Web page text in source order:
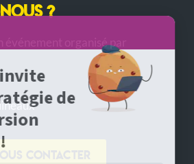
?
organisé par